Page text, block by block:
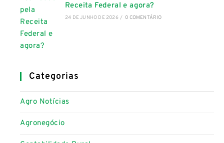
Receita Federal e agora?
24 DE JUNHO DE 2026 / 0 COMENTÁRIO
Categorias
Agro Notícias
Agronegócio